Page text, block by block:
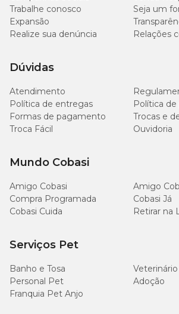
Trabalhe conosco
Seja um
Expansão
Realize sua denúncia
Relações
Dúvidas
Atendimento
Política de entregas
Política de
Formas de pagamento
Trocas e
Troca Fácil
Ouvidoria
Mundo Cobasi
Amigo Cobasi
Amigo
Compra Programada
Cobasi Já
Cobasi Cuida
Retirar na
Serviços Pet
Banho e Tosa
Veterinário
Personal Pet
Adoção
Franquia Pet Anjo